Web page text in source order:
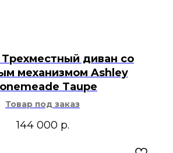
диван со
механизмом Ashley
Taupe
Товар под заказ
144 000 р.